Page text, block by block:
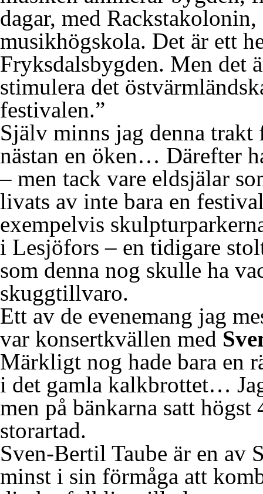
dagar, med
musikhögskola. Det är ett
Fryksdalsbygden. Men det
stimulera det
festivalen.”
Själv minns jag denna
nästan en öken… Därefter
– men tack vare eldsjälar
livats av inte bara en
exempelvis
i Lesjöfors – en tidigare
som denna nog skulle ha
skuggtillvaro.
Ett av de evenemang jag
var konsertkvällen med
Märkligt nog hade bara en
i det gamla kalkbrottet…
men på bänkarna satt
storartad.
Sven-Bertil Taube är en av
minst i sin förmåga att